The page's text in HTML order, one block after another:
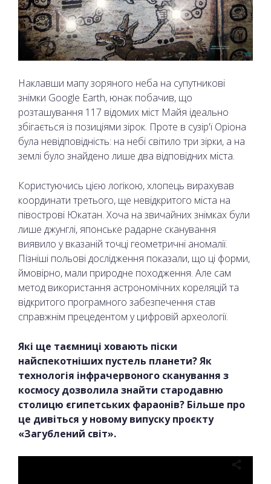
Наклавши мапу зоряного неба на супутникові
знімки Google Earth, юнак побачив, що
розташування 117 відомих міст Майя ідеально
збігається із позиціями зірок. Проте в сузір'ї Оріона
була невідповідність: на небі світило три зірки, а на
землі було знайдено лише два відповідних міста.
Користуючись цією логікою, хлопець вирахував
координати третього, ще невідкритого міста на
півострові Юкатан. Хоча на звичайних знімках були
лише джунглі, японське радарне сканування
виявило у вказаній точці геометричні аномалії.
Пізніші польові дослідження показали, що ці форми,
ймовірно, мали природне походження. Але сам
метод використання астрономічних кореляцій та
відкритого програмного забезпечення став
справжнім прецедентом у цифровій археології.
Які ще таємниці ховають піски
найспекотніших пустель планети? Як
технологія інфрачервоного сканування з
космосу дозволила знайти стародавню
столицю єгипетських фараонів? Більше про
це дивіться у новому випуску проєкту
«Загублений світ».